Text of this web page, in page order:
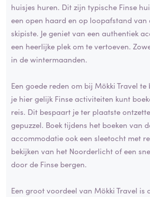
huisjes huren. Dit zijn typische Finse
een open haard en op loopafstand
skipiste. Je geniet van een authentiek
een heerlijke plek om te vertoeven.
in de wintermaanden.
Een goede reden om bij Mökki Travel
je hier gelijk Finse activiteiten kunt
reis. Dit bespaart je ter plaatste
gepuzzel. Boek tijdens het boeken van
accommodatie ook een sleetocht met
bekijken van het Noorderlicht of een
door de Finse bergen.
Een groot voordeel van Mökki Travel is